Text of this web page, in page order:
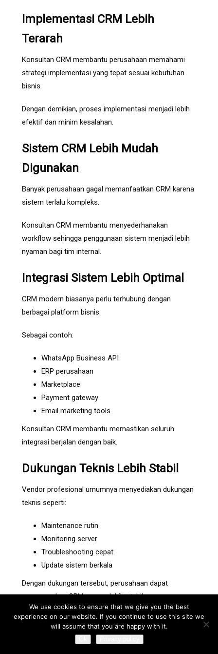
Implementasi CRM Lebih
Terarah
Konsultan CRM membantu perusahaan memahami
strategi implementasi yang tepat sesuai kebutuhan
bisnis.
Dengan demikian, proses implementasi menjadi lebih
efektif dan minim kesalahan.
Sistem CRM Lebih Mudah
Digunakan
Banyak perusahaan gagal memanfaatkan CRM karena
sistem terlalu kompleks.
Konsultan CRM membantu menyederhanakan
workflow sehingga penggunaan sistem menjadi lebih
nyaman bagi tim internal.
Integrasi Sistem Lebih Optimal
CRM modern biasanya perlu terhubung dengan
berbagai platform bisnis.
Sebagai contoh:
WhatsApp Business API
ERP perusahaan
Marketplace
Payment gateway
Email marketing tools
Konsultan CRM membantu memastikan seluruh
integrasi berjalan dengan baik.
Dukungan Teknis Lebih Stabil
Vendor profesional umumnya menyediakan dukungan
teknis seperti:
Maintenance rutin
Monitoring server
Troubleshooting cepat
Update sistem berkala
Dengan dukungan tersebut, perusahaan dapat
menggunakan CRM secara lebih stabil.
Tanda Bisnis
Membutuhkan Konsultan
We use cookies to ensure that we give you the best
experience on our website. If you continue to use this site we
will assume that you are happy with it.